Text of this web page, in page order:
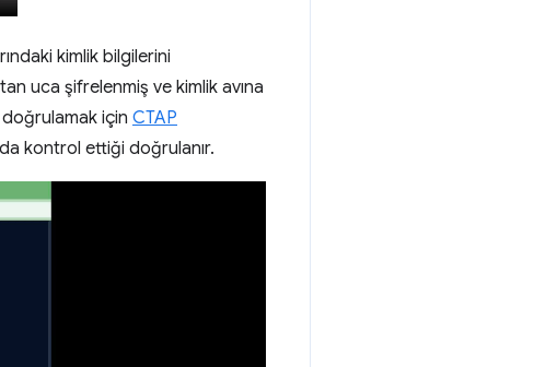
kimlik bilgilerini
uca şifrelenmiş ve kimlik avına
doğrulamak için CTAP
kontrol ettiği doğrulanır.